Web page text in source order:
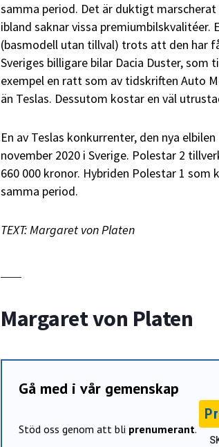
samma period. Det är duktigt
ibland saknar vissa premiumbilskvalitéer.
(basmodell utan tillval) trots att den har
Sveriges billigare bilar Dacia Duster, som
exempel en ratt som av tidskriften Auto
än Teslas. Dessutom kostar en väl
En av Teslas konkurrenter, den nya
november 2020 i Sverige. Polestar 2
660 000 kronor. Hybriden Polestar 1
samma period.
TEXT: Margaret von Platen
Margaret von Platen
Gå med i vår gemenskap
Stöd oss genom att bli prenumerant.